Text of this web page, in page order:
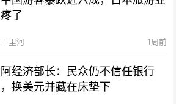
疼了
三里河 1周前
阿经济部长：民众仍不信任银行
，换美元并藏在床垫下